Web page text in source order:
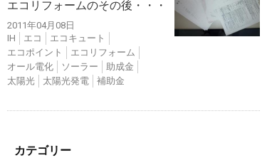
エコリフォームのその後・・・
2011年04月08日
IH
エコ
エコキュート
エコポイント
エコリフォーム
オール電化
ソーラー
助成金
太陽光
太陽光発電 補助金
カテゴリー